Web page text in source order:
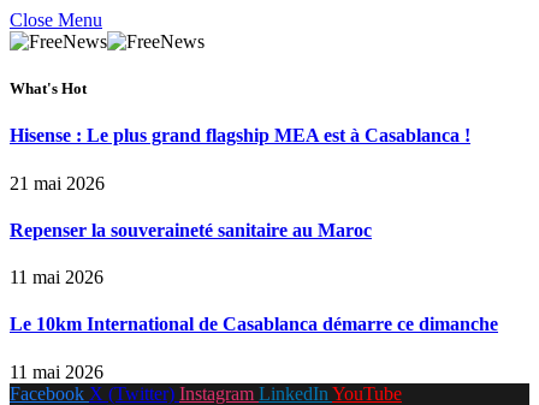
Close Menu
What's Hot
Hisense : Le plus grand flagship MEA est à Casablanca !
21 mai 2026
Repenser la souveraineté sanitaire au Maroc
11 mai 2026
Le 10km International de Casablanca démarre ce dimanche
11 mai 2026
Facebook X (Twitter) Instagram LinkedIn YouTube